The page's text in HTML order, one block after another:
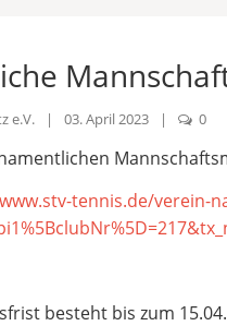
e.V. | 03. April 2023 | 0
tennis.de/verein-
besteht bis zum